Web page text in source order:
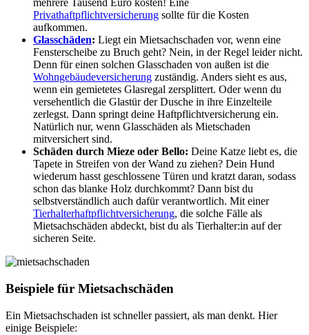
mehrere Tausend Euro kosten! Eine
Privathaftpflichtversicherung sollte für die Kosten
aufkommen.
Glasschäden: Liegt ein Mietsachschaden vor, wenn eine
Fensterscheibe zu Bruch geht? Nein, in der Regel leider nicht.
Denn für einen solchen Glasschaden von außen ist die
Wohngebäudeversicherung zuständig. Anders sieht es aus,
wenn ein gemietetes Glasregal zersplittert. Oder wenn du
versehentlich die Glastür der Dusche in ihre Einzelteile
zerlegst. Dann springt deine Haftpflichtversicherung ein.
Natürlich nur, wenn Glasschäden als Mietschaden
mitversichert sind.
Schäden durch Mieze oder Bello: Deine Katze liebt es, die
Tapete in Streifen von der Wand zu ziehen? Dein Hund
wiederum hasst geschlossene Türen und kratzt daran, sodass
schon das blanke Holz durchkommt? Dann bist du
selbstverständlich auch dafür verantwortlich. Mit einer
Tierhalterhaftpflichtversicherung, die solche Fälle als
Mietsachschäden abdeckt, bist du als Tierhalter:in auf der
sicheren Seite.
Beispiele für Mietsachschäden
Ein Mietsachschaden ist schneller passiert, als man denkt. Hier
einige Beispiele: